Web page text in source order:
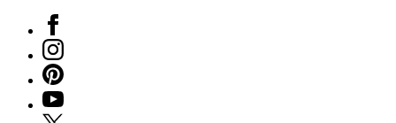
Facebook
Instagram
Pinterest
YouTube
X